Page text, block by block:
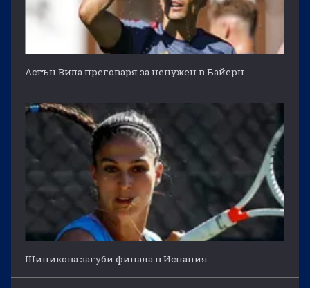
Астън Вила преговаря за ненужен в Байерн
Шиникова загуби финала в Испания